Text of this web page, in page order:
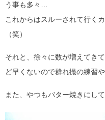
う事も多々…
これからはスルーされて行く
（笑）
それと、徐々に数が増えてき
ど早くないので群れ撮の練習
また、やつもバター焼きにし